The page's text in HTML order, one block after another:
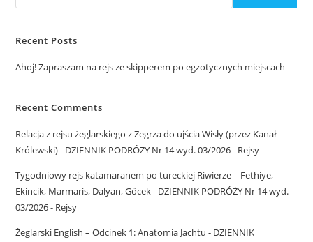
Recent Posts
Ahoj! Zapraszam na rejs ze skipperem po egzotycznych miejscach
Recent Comments
Relacja z rejsu żeglarskiego z Zegrza do ujścia Wisły (przez Kanał
Królewski) - DZIENNIK PODRÓŻY Nr 14 wyd. 03/2026- Rejsy
Tygodniowy rejs katamaranem po tureckiej Riwierze – Fethiye,
Ekincik, Marmaris, Dalyan, Göcek - DZIENNIK PODRÓŻY Nr 14 wyd.
03/2026- Rejsy
Żeglarski English – Odcinek 1: Anatomia Jachtu - DZIENNIK